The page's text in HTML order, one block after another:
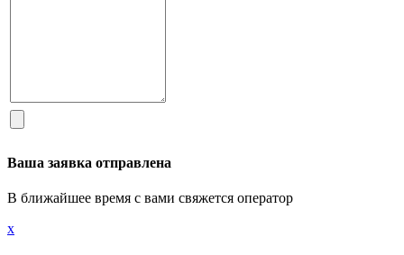
Ваша заявка отправлена
В ближайшее время с вами свяжется оператор
х